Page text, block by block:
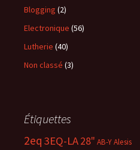
Blogging (2)
Electronique (56)
Lutherie (40)
Non classé (3)
Étiquettes
2eq 3EQ-LA28" AB-YAlesis